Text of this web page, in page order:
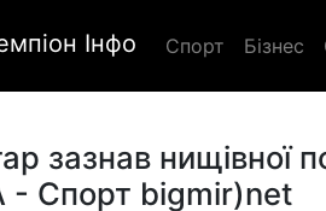
Інфо Спорт Бізнес
зазнав нищівної
- Спорт bigmir)net